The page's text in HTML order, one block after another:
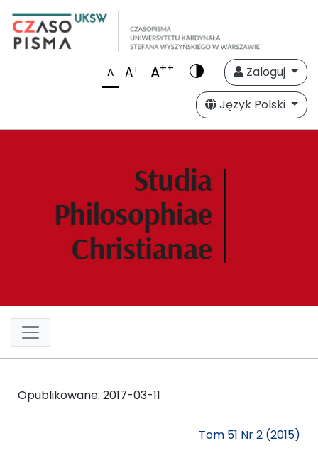
A A+ A++
Zaloguj
Język Polski
Opublikowane: 2017-03-11
Tom 51 Nr 2 (2015)